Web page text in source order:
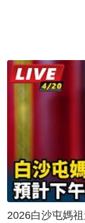
2026白沙屯媽祖進香